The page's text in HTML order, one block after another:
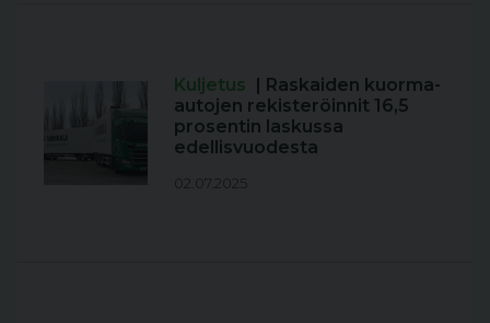
Kuljetus
| Raskaiden kuorma-
autojen rekisteröinnit 16,5
prosentin laskussa
edellisvuodesta
02.07.2025